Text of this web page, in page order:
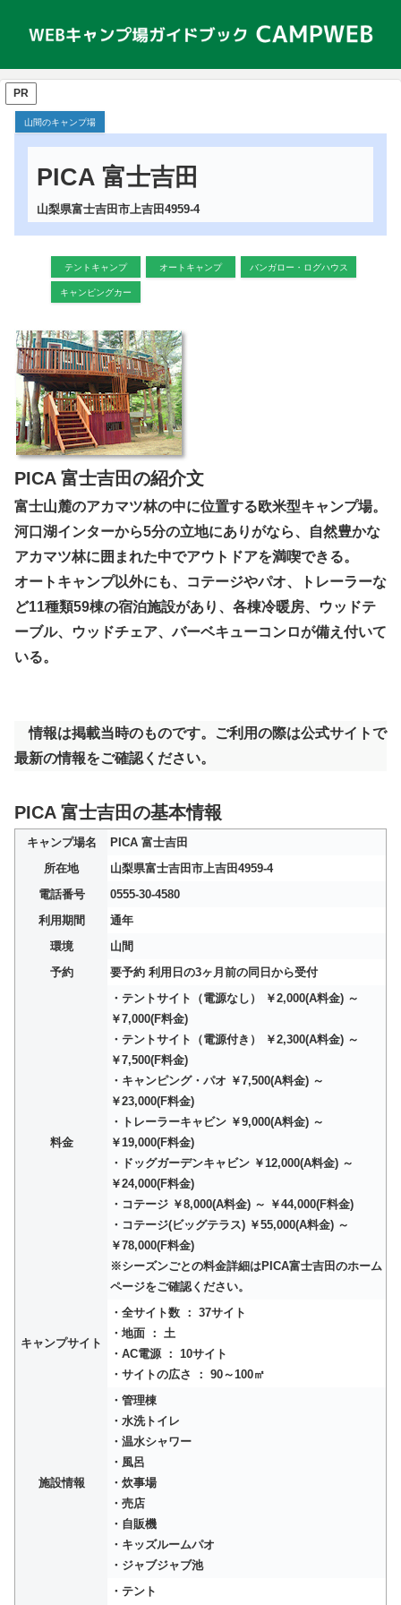
PR
山間のキャンプ場
PICA 富士吉田
山梨県富士吉田市上吉田4959-4
テントキャンプ オートキャンプ バンガロー・ログハウス
キャンピングカー
PICA 富士吉田の紹介文
富士山麓のアカマツ林の中に位置する欧米型キャンプ場。
河口湖インターから5分の立地にありがなら、自然豊かな
アカマツ林に囲まれた中でアウトドアを満喫できる。
オートキャンプ以外にも、コテージやパオ、トレーラーな
ど11種類59棟の宿泊施設があり、各棟冷暖房、ウッドテ
ーブル、ウッドチェア、バーベキューコンロが備え付いて
いる。
情報は掲載当時のものです。ご利用の際は公式サイトで
最新の情報をご確認ください。
PICA 富士吉田の基本情報
キャンプ場名
PICA 富士吉田
所在地
山梨県富士吉田市上吉田4959-4
電話番号
0555-30-4580
利用期間
通年
環境
山間
予約
要予約 利用日の3ヶ月前の同日から受付
料金
・テントサイト（電源なし） ￥2,000(A料金) ～
￥7,000(F料金)
・テントサイト（電源付き） ￥2,300(A料金) ～
￥7,500(F料金)
・キャンピング・パオ ￥7,500(A料金) ～
￥23,000(F料金)
・トレーラーキャビン ￥9,000(A料金) ～
￥19,000(F料金)
・ドッグガーデンキャビン ￥12,000(A料金) ～
￥24,000(F料金)
・コテージ ￥8,000(A料金) ～ ￥44,000(F料金)
・コテージ(ビッグテラス) ￥55,000(A料金) ～
￥78,000(F料金)
※シーズンごとの料金詳細はPICA富士吉田のホーム
ページをご確認ください。
キャンプサイト
・全サイト数 ： 37サイト
・地面 ： 土
・AC電源 ： 10サイト
・サイトの広さ ： 90～100㎡
施設情報
・管理棟
・水洗トイレ
・温水シャワー
・風呂
・炊事場
・売店
・自販機
・キッズルームパオ
・ジャブジャブ池
・テント